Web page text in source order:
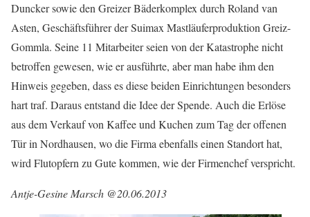
Duncker sowie den Greizer Bäderkomplex durch Roland van
Asten, Geschäftsführer der Suimax Mastläuferproduktion Greiz-
Gommla. Seine 11 Mitarbeiter seien von der Katastrophe nicht
betroffen gewesen, wie er ausführte, aber man habe ihm den
Hinweis gegeben, dass es diese beiden Einrichtungen besonders
hart traf. Daraus entstand die Idee der Spende. Auch die Erlöse
aus dem Verkauf von Kaffee und Kuchen zum Tag der offenen
Tür in Nordhausen, wo die Firma ebenfalls einen Standort hat,
wird Flutopfern zu Gute kommen, wie der Firmenchef verspricht.
Antje-Gesine Marsch @20.06.2013